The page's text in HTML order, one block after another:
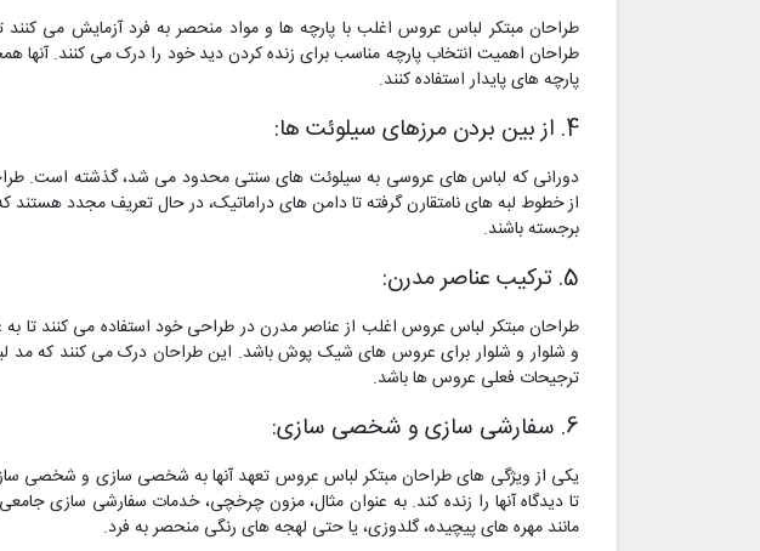
طراحان مبتکر لباس عروس اغلب با پارچه ها و مواد منحصر به فرد آزمایش می
طراحان اهمیت انتخاب پارچه مناسب برای زنده کردن دید خود را درک می کنند. آنها
پارچه های پایدار استفاده کنند.
4. از بین بردن مرزهای سیلوئت ها:
دورانی که لباس های عروسی به سیلوئت های سنتی محدود می شد، گذشته است. طراحان
از خطوط لبه های نامتقارن گرفته تا دامن های دراماتیک، در حال تعریف مجدد
برجسته باشند.
5. ترکیب عناصر مدرن:
طراحان مبتکر لباس عروس اغلب از عناصر مدرن در طراحی خود استفاده می کنند تا
و شلوار و شلوار برای عروس های شیک پوش باشد. این طراحان درک می کنند که
ترجیحات فعلی عروس ها باشد.
6. سفارشی سازی و شخصی سازی:
یکی از ویژگی های طراحان مبتکر لباس عروس تعهد آنها به شخصی سازی و شخصی
تا دیدگاه آنها را زنده کند. به عنوان مثال، مزون چرخچی، خدمات سفارشی سازی
مانند مهره های پیچیده، گلدوزی، یا حتی لهجه های رنگی منحصر به فرد.